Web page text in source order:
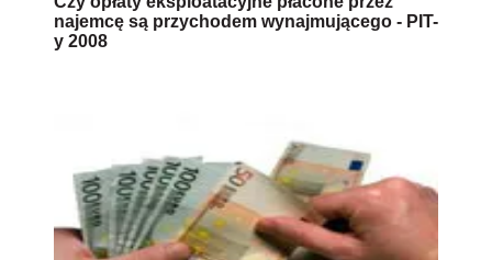
najemcę są przychodem wynajmującego - PIT-
y 2008